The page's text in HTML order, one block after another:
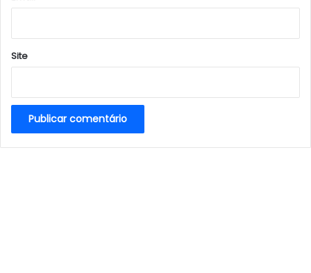
Site